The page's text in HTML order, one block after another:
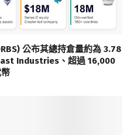
公布其總持倉量約為 3.78
Industries、超過 16,000